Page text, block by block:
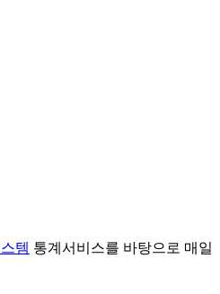
템 통계서비스를 바탕으로 매일